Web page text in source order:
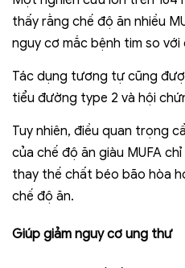
thấy rằng chế độ ăn nhiều
nguy cơ mắc bệnh tim so với
Tác dụng tương tự cũng
tiểu đường type 2 và hội
Tuy nhiên, điều quan trọng
của chế độ ăn giàu MUFA
thay thế chất béo bão hòa
chế độ ăn.
Giúp giảm nguy cơ ung thư